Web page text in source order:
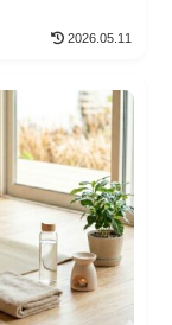
2026.05.11